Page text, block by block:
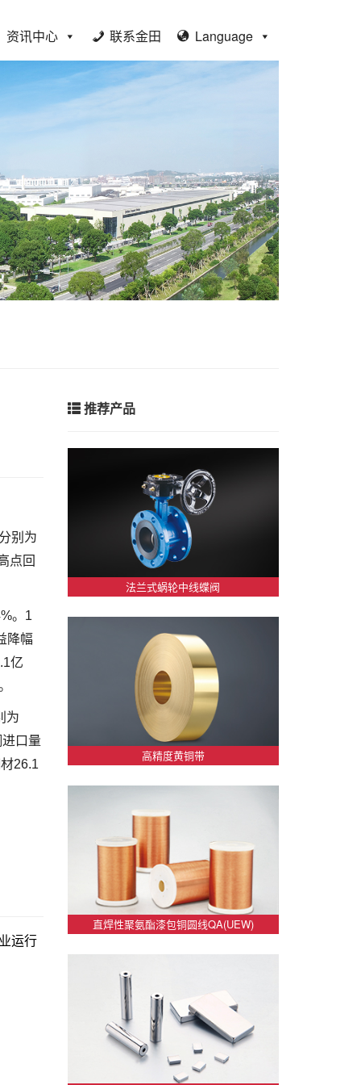
资讯中心 联系金田 Language
别为
点回
。1
降幅
亿
为
口量
26.1
运行
推荐产品
法兰式蜗轮中线蝶阀
高精度黄铜带
直焊性聚氨酯漆包铜圆线QA(UEW)